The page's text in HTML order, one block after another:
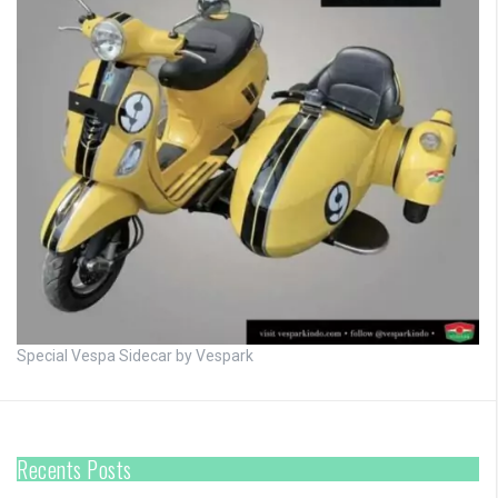
Special Vespa Sidecar by Vespark
Recents Posts